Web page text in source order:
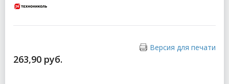
Версия для печати
263,90 руб.